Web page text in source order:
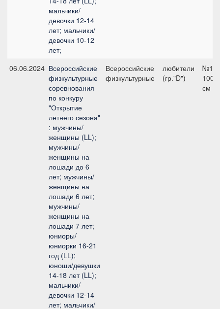
мальчики/
девочки 12-14
лет; мальчики/
девочки 10-12
лет;
06.06.2024 Всероссийские
физкультурные
соревнования
по конкуру
"Открытие
летнего сезона"
: мужчины/
женщины (LL);
мужчины/
женщины на
лошади до 6
лет; мужчины/
женщины на
лошади 6 лет;
мужчины/
женщины на
лошади 7 лет;
юниоры/
юниорки 16-21
год (LL);
юноши/девушки
14-18 лет (LL);
мальчики/
девочки 12-14
лет; мальчики/
Всероссийские
физкультурные
любители
(гр."D")
№1,
100
см